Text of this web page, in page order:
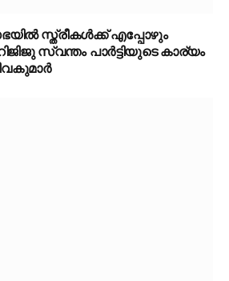
സ്ത്രീകൾക്ക് എപ്പോഴും
സ്വന്തം പാർട്ടിയുടെ കാര്യം